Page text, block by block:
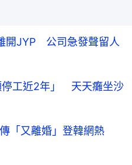
開JYP 公司急發聲留人
停工近2年」 天天癱坐沙
「又離婚」登韓網熱